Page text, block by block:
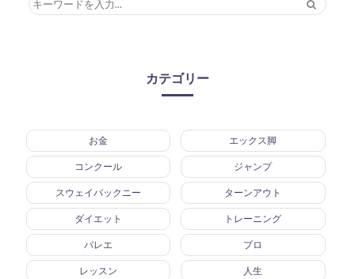
カテゴリー
お金 エックス脚
コンクール ジャンプ
スウェイバックニー ターンアウト
ダイエット トレーニング
バレエ プロ
レッスン 人生